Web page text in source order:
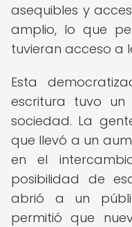
asequibles y
amplio, lo que
tuvieran acceso a
Esta
escritura tuvo
sociedad. La
que llevó a un
en el
posibilidad de
abrió a un
permitió que